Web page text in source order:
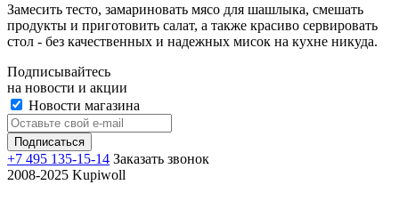
Замесить тесто, замариновать мясо для шашлыка, смешать
продукты и приготовить салат, а также красиво сервировать
стол - без качественных и надежных мисок на кухне никуда.
Подписывайтесь
на новости и акции
Новости магазина
+7 495 135-15-14 Заказать звонок
2008-2025 Kupiwoll